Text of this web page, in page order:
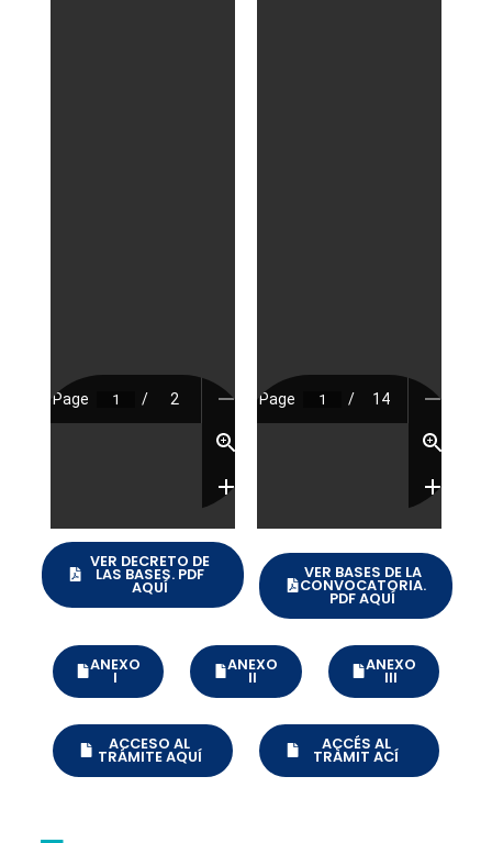
VER DECRETO DE
LAS BASES. PDF
AQUÍ
VER BASES DE LA
CONVOCATORIA.
PDF AQUÍ
ANEXO
I
ANEXO
II
ANEXO
III
ACCESO AL
TRÁMITE AQUÍ
ACCÉS AL
TRÀMIT ACÍ